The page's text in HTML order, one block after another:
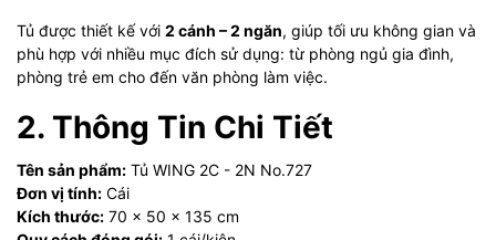
Tủ được thiết kế với 2 cánh – 2 ngăn, giúp tối ưu không gian và
phù hợp với nhiều mục đích sử dụng: từ phòng ngủ gia đình,
phòng trẻ em cho đến văn phòng làm việc.
2. Thông Tin Chi Tiết
Tên sản phẩm: Tủ WING 2C - 2N No.727
Đơn vị tính: Cái
Kích thước: 70 x 50 x 135 cm